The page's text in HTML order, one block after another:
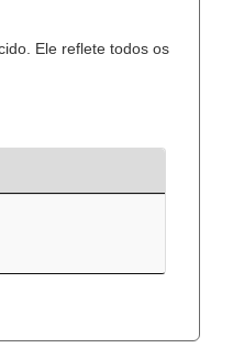
Ele reflete todos os